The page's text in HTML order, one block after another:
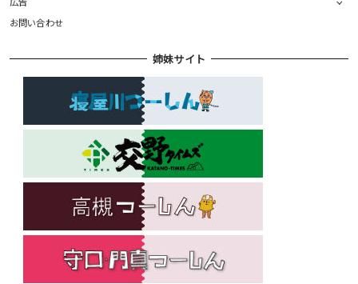
お問い合わせ
姉妹サイト